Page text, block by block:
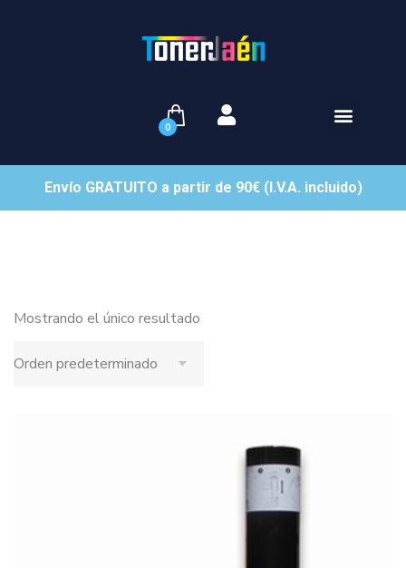
0
Envío GRATUITO a partir de 90€ (I.V.A. incluido)
Mostrando el único resultado